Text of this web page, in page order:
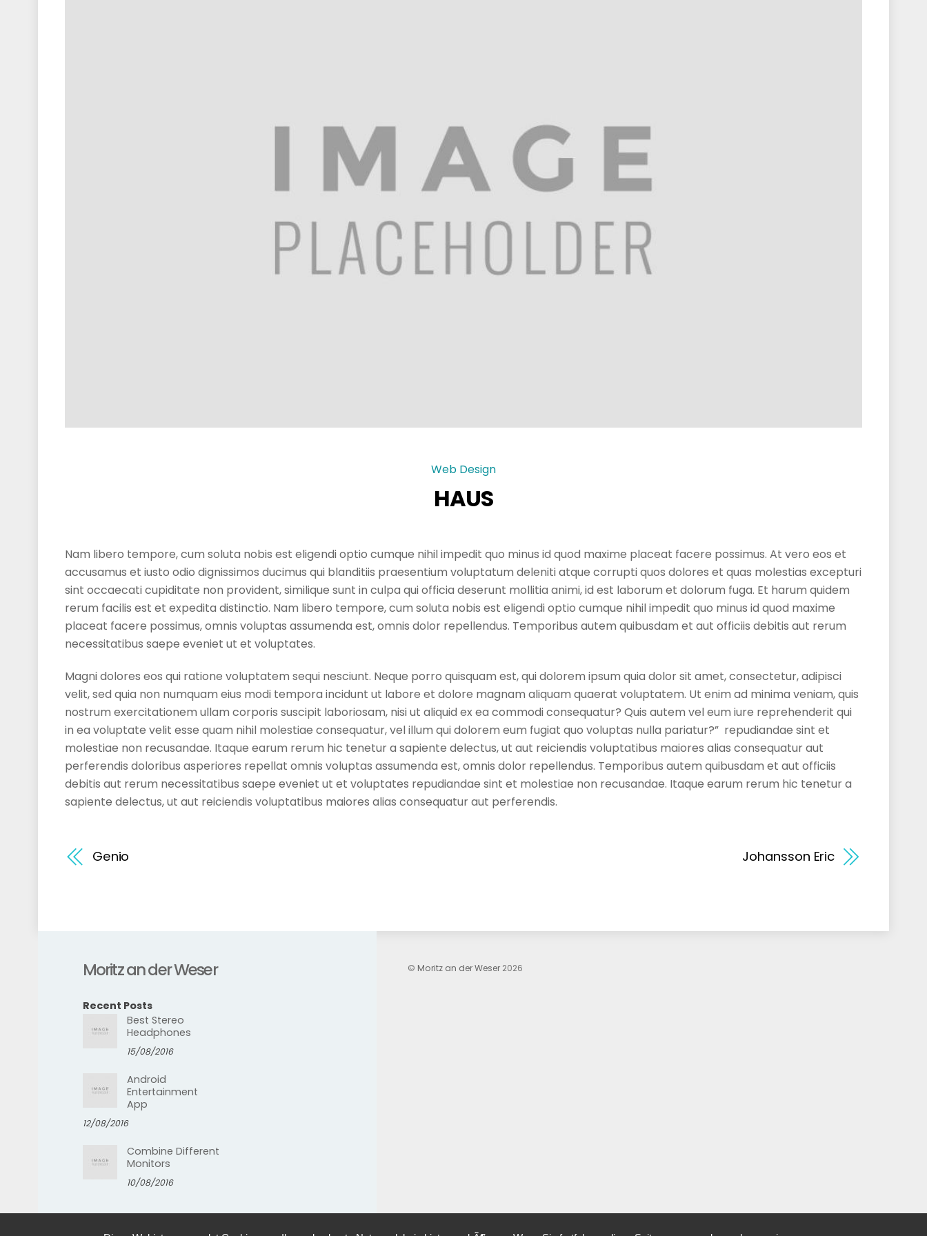
Web Design
HAUS
Nam libero tempore, cum soluta nobis est eligendi optio cumque nihil impedit quo minus id quod maxime placeat facere possimus. At vero eos et
accusamus et iusto odio dignissimos ducimus qui blanditiis praesentium voluptatum deleniti atque corrupti quos dolores et quas molestias excepturi
sint occaecati cupiditate non provident, similique sunt in culpa qui officia deserunt mollitia animi, id est laborum et dolorum fuga. Et harum quidem
rerum facilis est et expedita distinctio. Nam libero tempore, cum soluta nobis est eligendi optio cumque nihil impedit quo minus id quod maxime
placeat facere possimus, omnis voluptas assumenda est, omnis dolor repellendus. Temporibus autem quibusdam et aut officiis debitis aut rerum
necessitatibus saepe eveniet ut et voluptates.
Magni dolores eos qui ratione voluptatem sequi nesciunt. Neque porro quisquam est, qui dolorem ipsum quia dolor sit amet, consectetur, adipisci
velit, sed quia non numquam eius modi tempora incidunt ut labore et dolore magnam aliquam quaerat voluptatem. Ut enim ad minima veniam, quis
nostrum exercitationem ullam corporis suscipit laboriosam, nisi ut aliquid ex ea commodi consequatur? Quis autem vel eum iure reprehenderit qui
in ea voluptate velit esse quam nihil molestiae consequatur, vel illum qui dolorem eum fugiat quo voluptas nulla pariatur?” repudiandae sint et
molestiae non recusandae. Itaque earum rerum hic tenetur a sapiente delectus, ut aut reiciendis voluptatibus maiores alias consequatur aut
perferendis doloribus asperiores repellat omnis voluptas assumenda est, omnis dolor repellendus. Temporibus autem quibusdam et aut officiis
debitis aut rerum necessitatibus saepe eveniet ut et voluptates repudiandae sint et molestiae non recusandae. Itaque earum rerum hic tenetur a
sapiente delectus, ut aut reiciendis voluptatibus maiores alias consequatur aut perferendis.
Genio Johansson Eric
Moritz an der Weser
Recent Posts
Best Stereo
Headphones
15/08/2016
Android
Entertainment
App
12/08/2016
Combine Different
Monitors
10/08/2016
© Moritz an der Weser2026